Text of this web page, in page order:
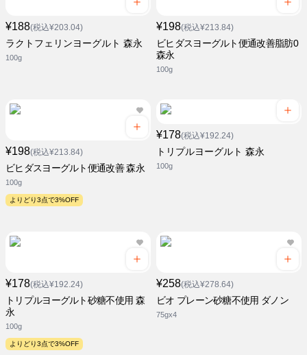
¥188(税込¥203.04)
ラクトフェリンヨーグルト 森永
100g
¥198(税込¥213.84)
ビヒダスヨーグルト便通改善脂肪0
森永
100g
¥198(税込¥213.84)
ビヒダスヨーグルト便通改善 森永
100g
よりどり3点で3%OFF
¥178(税込¥192.24)
トリプルヨーグルト 森永
100g
¥178(税込¥192.24)
トリプルヨーグルト砂糖不使用 森
永
100g
よりどり3点で3%OFF
¥258(税込¥278.64)
ビオ プレーン砂糖不使用 ダノン
75gx4